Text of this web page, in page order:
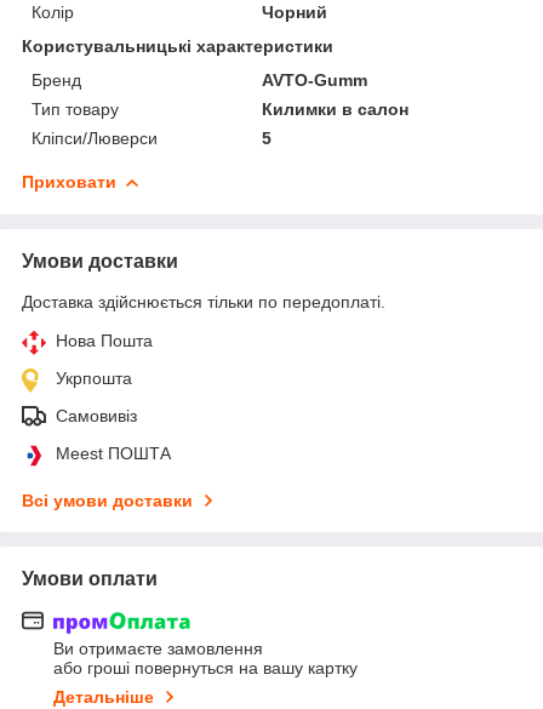
Колір
Чорний
Користувальницькі характеристики
Бренд
AVTO-Gumm
Тип товару
Килимки в салон
Кліпси/Люверси
5
Приховати
Умови доставки
Доставка здійснюється тільки по передоплаті.
Нова Пошта
Укрпошта
Самовивіз
Meest ПОШТА
Всі умови доставки
Умови оплати
Ви отримаєте замовлення
або гроші повернуться на вашу картку
Детальніше